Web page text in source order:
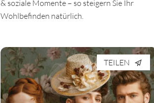
& soziale Momente – so steigern Sie Ihr
Wohlbefinden natürlich.
TEILEN